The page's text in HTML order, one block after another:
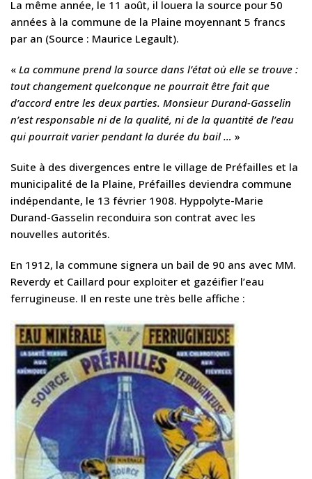
La même année, le 11 août, il louera la source pour 50
années à la commune de la Plaine moyennant 5 francs
par an (Source : Maurice Legault).
« La commune prend la source dans l’état où elle se trouve :
tout changement quelconque ne pourrait être fait que
d’accord entre les deux parties. Monsieur Durand-Gasselin
n’est responsable ni de la qualité, ni de la quantité de l’eau
qui pourrait varier pendant la durée du bail … »
Suite à des divergences entre le village de Préfailles et la
municipalité de la Plaine, Préfailles deviendra commune
indépendante, le 13 février 1908. Hyppolyte-Marie
Durand-Gasselin reconduira son contrat avec les
nouvelles autorités.
En 1912, la commune signera un bail de 90 ans avec MM.
Reverdy et Caillard pour exploiter et gazéifier l’eau
ferrugineuse. Il en reste une très belle affiche :